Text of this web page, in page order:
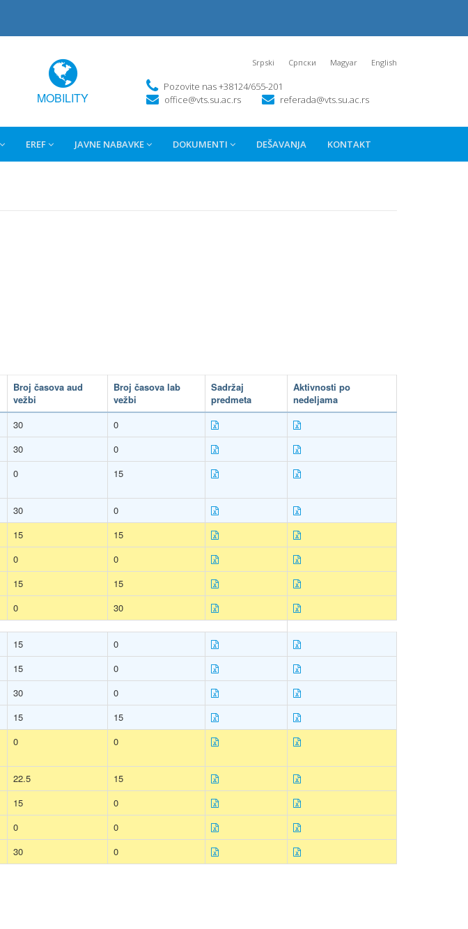
MOBILITY
Srpski Српски Magyar English
Pozovite nas +38124/655-201
office@vts.su.ac.rs
referada@vts.su.ac.rs
EREF JAVNE NABAVKE DOKUMENTI DEŠAVANJA KONTAKT
Broj časova aud
vežbi
Broj časova lab
vežbi
Sadržaj
predmeta
Aktivnosti po
nedeljama
30
0
30
0
0 15
30
0
15
15
0
0
15
15
0 30
15
0
15
0
30
0
15
15
0 0
22.5
15
15
0
0
0
30 0